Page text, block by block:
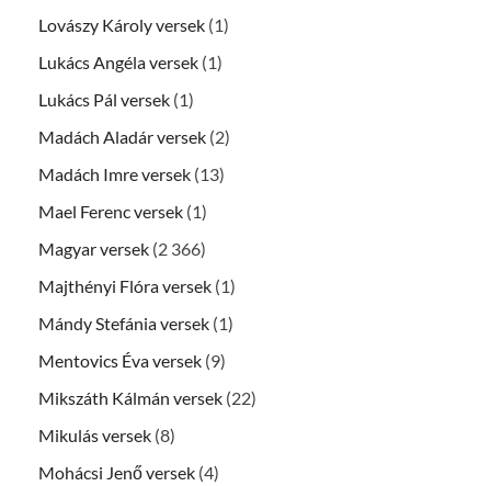
Lovászy Károly versek (1)
Lukács Angéla versek (1)
Lukács Pál versek (1)
Madách Aladár versek (2)
Madách Imre versek (13)
Mael Ferenc versek (1)
Magyar versek (2 366)
Majthényi Flóra versek (1)
Mándy Stefánia versek (1)
Mentovics Éva versek (9)
Mikszáth Kálmán versek (22)
Mikulás versek (8)
Mohácsi Jenő versek (4)